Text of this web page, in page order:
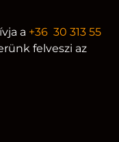
a +36 30 313 55
felveszi az